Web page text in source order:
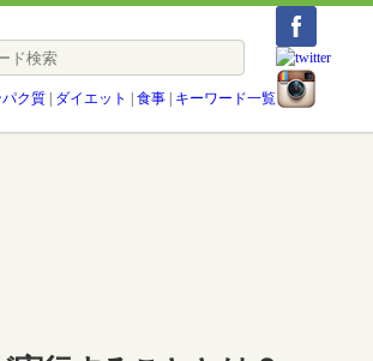
パク質| ダイエット 食事|
キーワード一覧